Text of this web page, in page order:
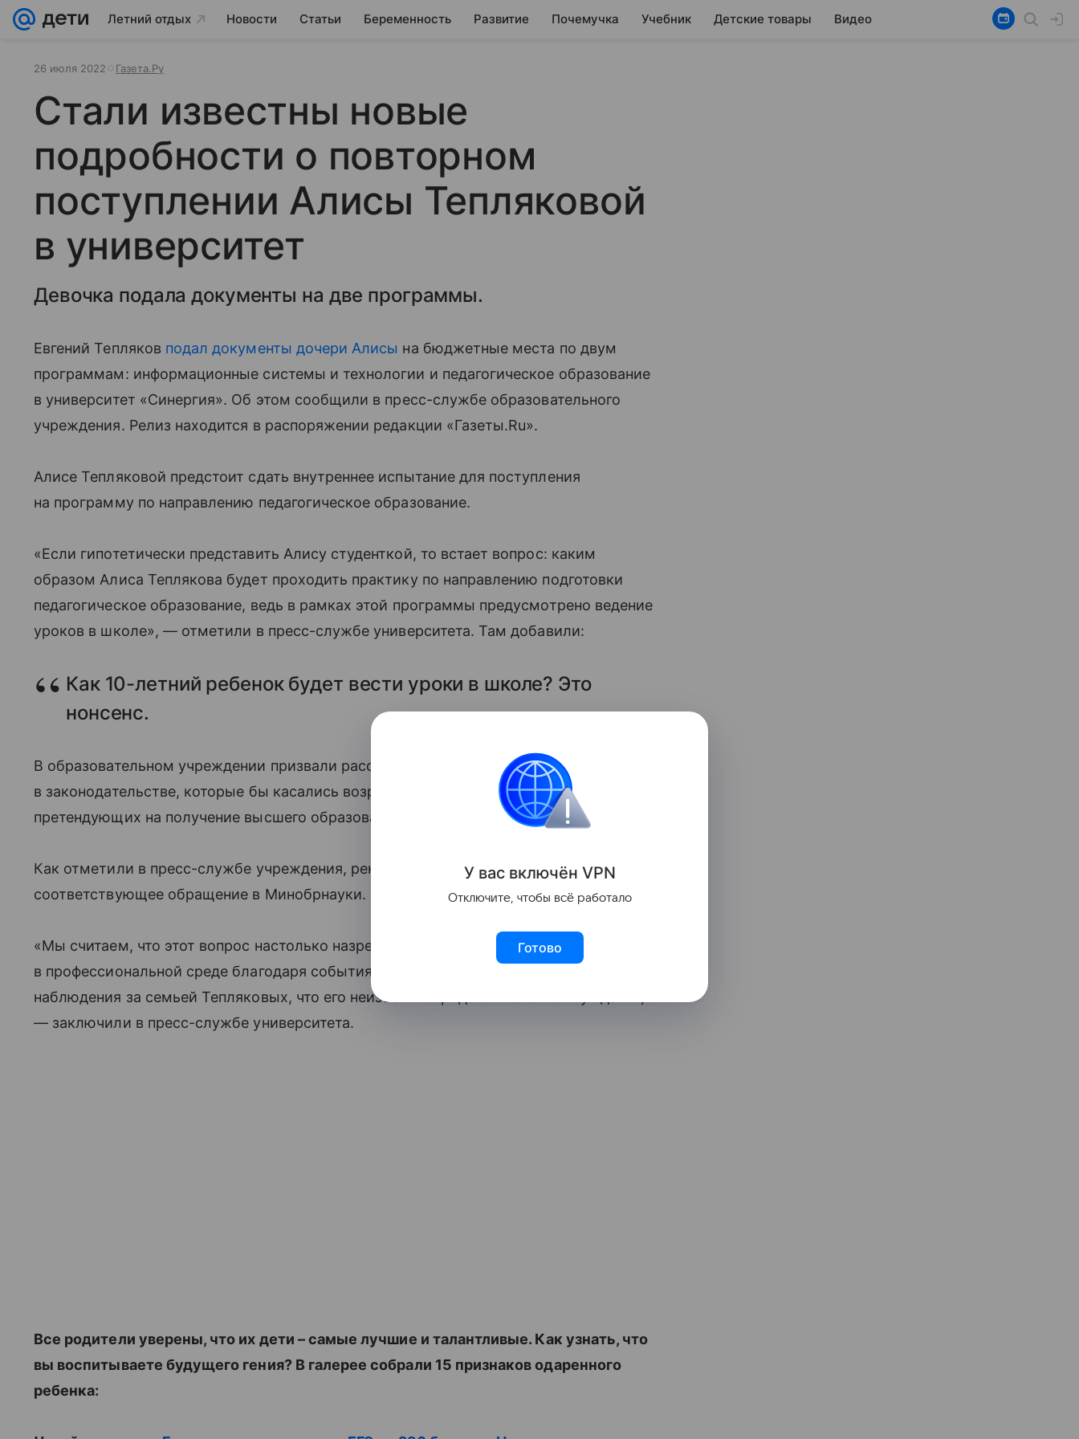
Летний отдых Новости Статьи Беременность Развитие Почемучка Учебник Детские товары Видео
26 июля 2022 Газета.Ру
Стали известны новые
подробности о повторном
поступлении Алисы Тепляковой
в университет
Девочка подала документы на две программы.
Евгений Тепляков подал документы дочери Алисы на бюджетные места по двум
программам: информационные системы и технологии и педагогическое образование
в университет «Синергия». Об этом сообщили в пресс-службе образовательного
учреждения. Релиз находится в распоряжении редакции «Газеты.Ru».
Алисе Тепляковой предстоит сдать внутреннее испытание для поступления
на программу по направлению педагогическое образование.
«Если гипотетически представить Алису студенткой, то встает вопрос: каким
образом Алиса Теплякова будет проходить практику по направлению подготовки
педагогическое образование, ведь в рамках этой программы предусмотрено ведение
уроков в школе», — отметили в пресс-службе университета. Там добавили:
Как 10-летний ребенок будет вести уроки в школе? Это
нонсенс.
В образовательном учреждении призвали рассмотреть возможность изменений
в законодательстве, которые бы касались возрастного ценза абитуриентов,
претендующих на получение высшего образования.
Как отметили в пресс-службе учреждения, ректор университета «Синергия» подал
соответствующее обращение в Минобрнауки.
«Мы считаем, что этот вопрос настолько назрел как в общественном мнении, так и
в профессиональной среде благодаря событиям предыдущего года и публичного
наблюдения за семьей Тепляковых, что его неизбежно придется начать обсуждать»,
— заключили в пресс-службе университета.
Все родители уверены, что их дети – самые лучшие и талантливые. Как узнать, что
вы воспитываете будущего гения? В галерее собрали 15 признаков одаренного
ребенка:
У вас включён VPN
Отключите, чтобы всё работало
Готово